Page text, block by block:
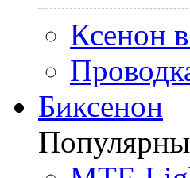
Ксенон
Биксенон